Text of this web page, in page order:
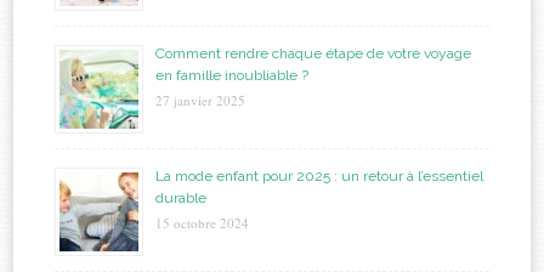
Comment rendre chaque étape de votre voyage
en famille inoubliable ?
27 janvier 2025
La mode enfant pour 2025 : un retour à l’essentiel
durable
15 octobre 2024